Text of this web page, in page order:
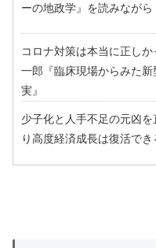
ーの地政学』を読みながら
コロナ対策は本当に正し
一郎『臨床現場からみた新
実』
少子化と人手不足の元凶
り高度経済成長は復活でき